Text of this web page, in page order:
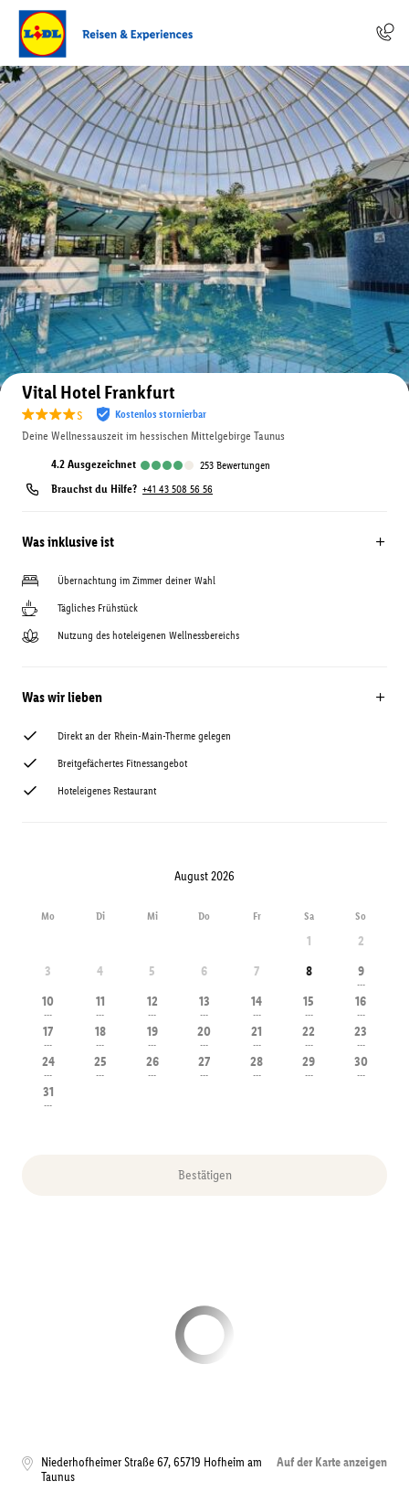
Auf der Karte anzeigen
Vital Hotel Frankfurt
s Kostenlos stornierbar
Deine Wellnessauszeit im hessischen Mittelgebirge Taunus
4.2 ausgezeichnet 253 Bewertungen
Brauchst du Hilfe? +41 43 508 56 56
Was inklusive ist
Übernachtung im Zimmer deiner Wahl
Tägliches Frühstück
Nutzung des hoteleigenen Wellnessbereichs
Was wir lieben
Direkt an der Rhein-Main-Therme gelegen
Breitgefächertes Fitnessangebot
Hoteleigenes Restaurant
August 2026
Mo Di Mi Do Fr Sa So
1
2
3
4 5 6 7 8 9
---
10
---
11
---
12
---
13
---
14
---
15
---
16
---
17
---
18
---
19
---
20
---
21
---
22
---
23
---
24
---
25
---
26
---
27
---
28
---
29
---
30
---
31
---
Bestätigen
Niederhofheimer Straße 67,65719 Hofheim am
Taunus
Auf der Karte anzeigen